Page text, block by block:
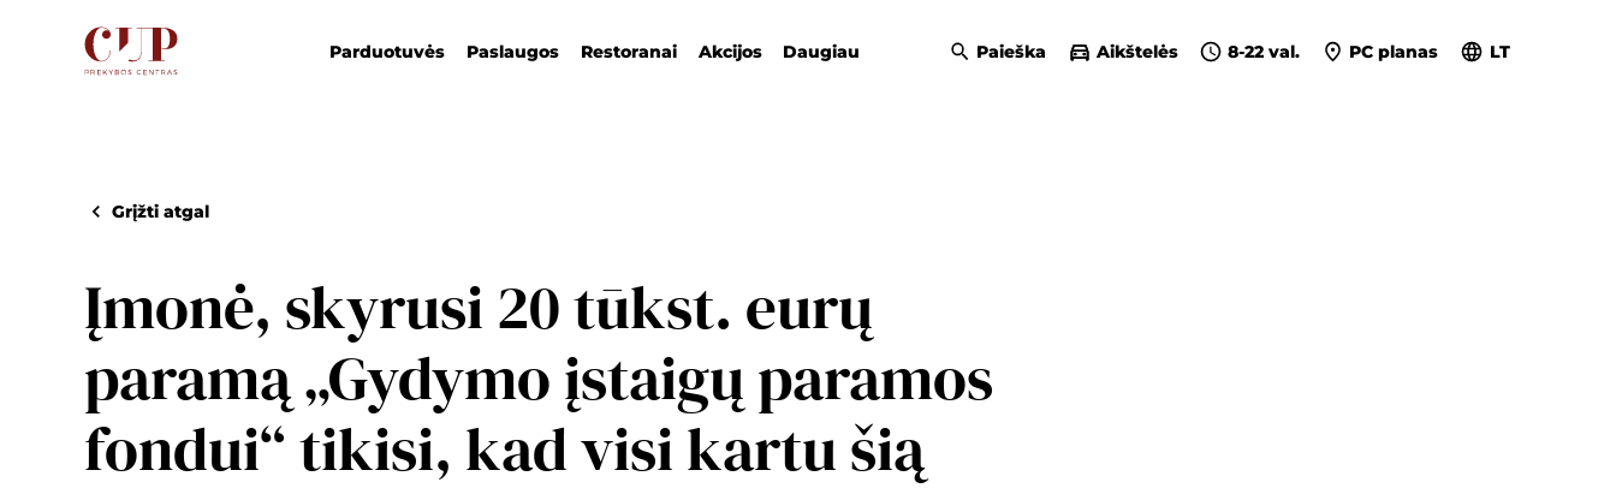
Parduotuvės Paslaugos Restoranai Akcijos Daugiau Paieška Aikštelės 8-22 val. PC planas LT
Grįžti atgal
Įmonė, skyrusi 20 tūkst. eurų
paramą „Gydymo įstaigų paramos
fondui“ tikisi, kad visi kartu šią